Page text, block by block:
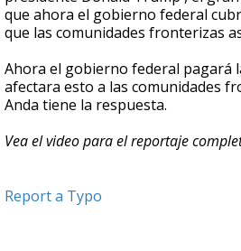
que ahora el gobierno federal
que las comunidades fronterizas
Ahora el gobierno federal pagará
afectara esto a las comunidades
Anda tiene la respuesta.
Vea el video para el reportaje
Report a Typo